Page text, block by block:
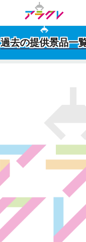
過去の提供景品一